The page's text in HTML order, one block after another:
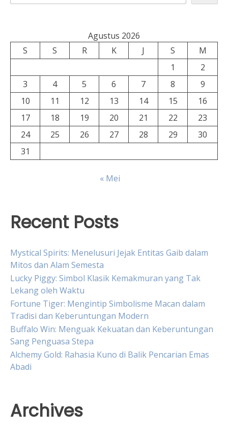
Agustus 2026
S
S R K J S
M
1
2
3
4 5 6 7 8
9
10
11 12 13 14 15
16
17
18 19 20 21 22
23
24
25 26 27 28 29
30
31
« Mei
Recent Posts
Mystical Spirits: Menelusuri Jejak Entitas Gaib dalam
Mitos dan Alam Semesta
Lucky Piggy: Simbol Klasik Kemakmuran yang Tak
Lekang oleh Waktu
Fortune Tiger: Mengintip Simbolisme Macan dalam
Tradisi dan Keberuntungan Modern
Buffalo Win: Menguak Kekuatan dan Keberuntungan
Sang Penguasa Stepa
Alchemy Gold: Rahasia Kuno di Balik Pencarian Emas
Abadi
Archives